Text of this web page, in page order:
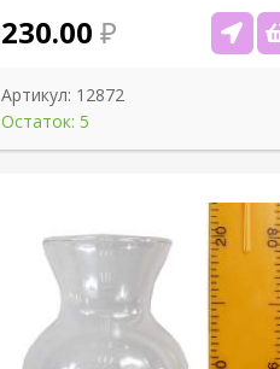
230.00
Артикул: 12872
Остаток: 5